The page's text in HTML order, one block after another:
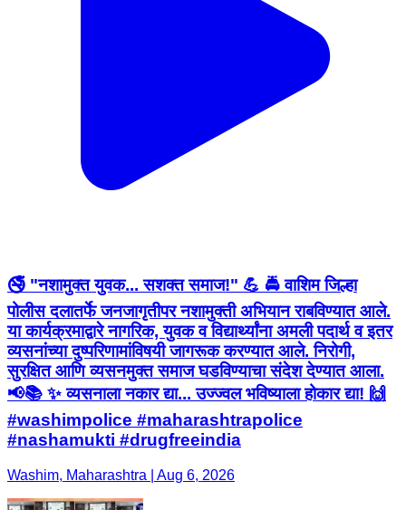
🚭 "नशामुक्त युवक... सशक्त समाज!" 💪 🚔 वाशिम जिल्हा
पोलीस दलातर्फे जनजागृतीपर नशामुक्ती अभियान राबविण्यात आले.
या कार्यक्रमाद्वारे नागरिक, युवक व विद्यार्थ्यांना अमली पदार्थ व इतर
व्यसनांच्या दुष्परिणामांविषयी जागरूक करण्यात आले. निरोगी,
सुरक्षित आणि व्यसनमुक्त समाज घडविण्याचा संदेश देण्यात आला.
📢📚 ✨ व्यसनाला नकार द्या... उज्ज्वल भविष्याला होकार द्या! 🙌
#washimpolice #maharashtrapolice
#nashamukti #drugfreeindia
Washim, Maharashtra | Aug 6, 2026